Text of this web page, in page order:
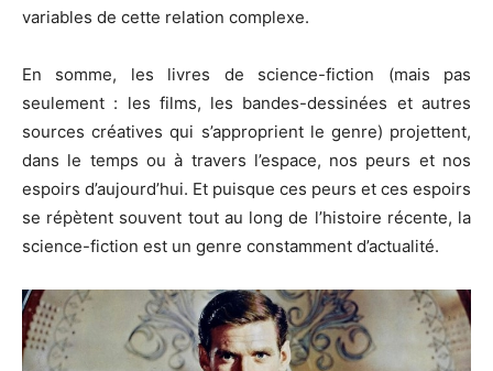
variables de cette relation complexe.
En somme, les livres de science-fiction (mais pas
seulement : les films, les bandes-dessinées et autres
sources créatives qui s’approprient le genre) projettent,
dans le temps ou à travers l’espace, nos peurs et nos
espoirs d’aujourd’hui. Et puisque ces peurs et ces espoirs
se répètent souvent tout au long de l’histoire récente, la
science-fiction est un genre constamment d’actualité.